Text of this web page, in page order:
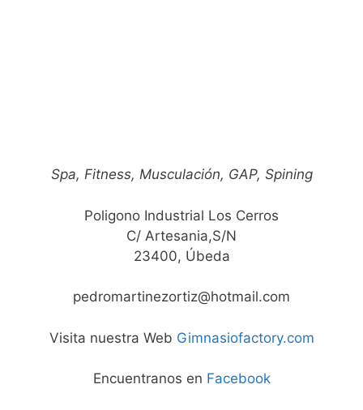
Spa, Fitness, Musculación, GAP, Spining
Poligono Industrial Los Cerros
C/ Artesania,S/N
23400, Úbeda
pedromartinezortiz@hotmail.com
Visita nuestra Web Gimnasiofactory.com
Encuentranos en Facebook